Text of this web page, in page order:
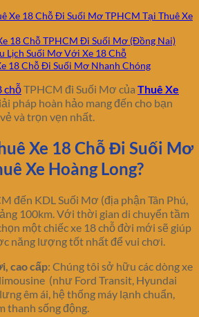
Xe 18 Chỗ Đi Suối Mơ TPHCM Tại Thuê Xe
18 Chỗ TPHCM Đi Suối Mơ (Đồng Nai)
Lịch Suối Mơ Với Xe 18 Chỗ
18 Chỗ Đi Suối Mơ Nhanh Chóng
chỗTPHCM đi Suối Mơ của Thuê Xe
pháp hoàn hảo mang đến cho bạn
và trọn vẹn nhất.
Xe 18 Chỗ Đi Suối Mơ
Xe Hoàng Long?
đến KDL Suối Mơ (địa phận Tân Phú,
100km. Với thời gian di chuyển tầm
một chiếc xe 18 chỗ đời mới sẽ giúp
năng lượng tốt nhất để vui chơi.
cao cấp: Chúng tôi sở hữu các dòng xe
(như Ford Transit, Hyundai
êm ái, hệ thống máy lạnh chuẩn,
thanh sống động.